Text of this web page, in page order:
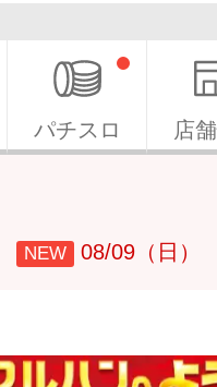
パチスロ 店
NEW 08/09（日）